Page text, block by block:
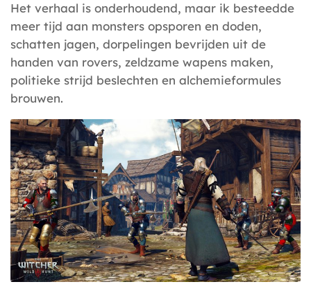
Het verhaal is onderhoudend, maar ik besteedde
meer tijd aan monsters opsporen en doden,
schatten jagen, dorpelingen bevrijden uit de
handen van rovers, zeldzame wapens maken,
politieke strijd beslechten en alchemieformules
brouwen.